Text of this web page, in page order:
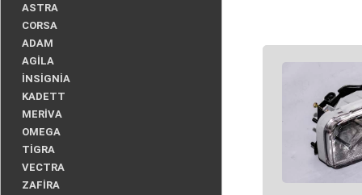
ASTRA
CORSA
ADAM
AGİLA
İNSİGNİA
KADETT
MERİVA
OMEGA
TİGRA
VECTRA
ZAFİRA